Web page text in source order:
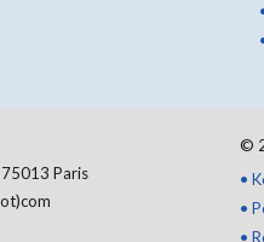
Paris
©
•
•
•